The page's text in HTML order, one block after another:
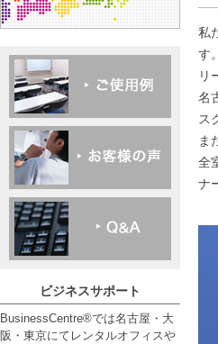
私
す。
リ
名
ス
ま
全
ナ
ビジネスサポート
BusinessCentre®では名古屋・大
阪・東京にてレンタルオフィスや